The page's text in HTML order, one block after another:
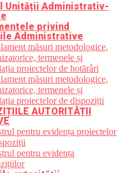
Unității Administrativ-
privind
Administrative
măsuri metodologice,
termenele și
proiectelor de hotărâri
măsuri metodologice,
termenele și
proiectelor de dispoziții
AUTORITĂȚII
pentru evidența proiectelor
pentru evidența